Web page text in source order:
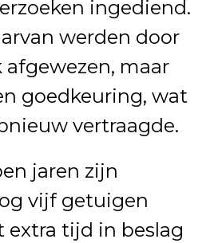
ingediend.
werden door
maar
goedkeuring, wat
vertraagde.
jaren zijn
vijf getuigen
extra tijd in beslag